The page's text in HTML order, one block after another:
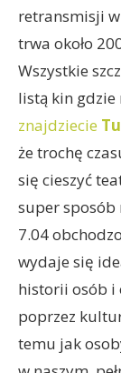
retransmisji
trwa około
Wszystkie
listą kin gdzie
znajdziecie
że trochę
się cieszyć
super sposób
7.04
wydaje się
historii osób i
poprzez
temu jak